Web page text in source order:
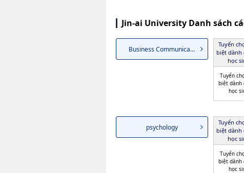
Jin-ai University Danh sách
Business Communication
Tuyển
biệt dành
học
Tuyển
biệt dành
học
psychology
Tuyển
biệt dành
học
Tuyển
biệt dành
học